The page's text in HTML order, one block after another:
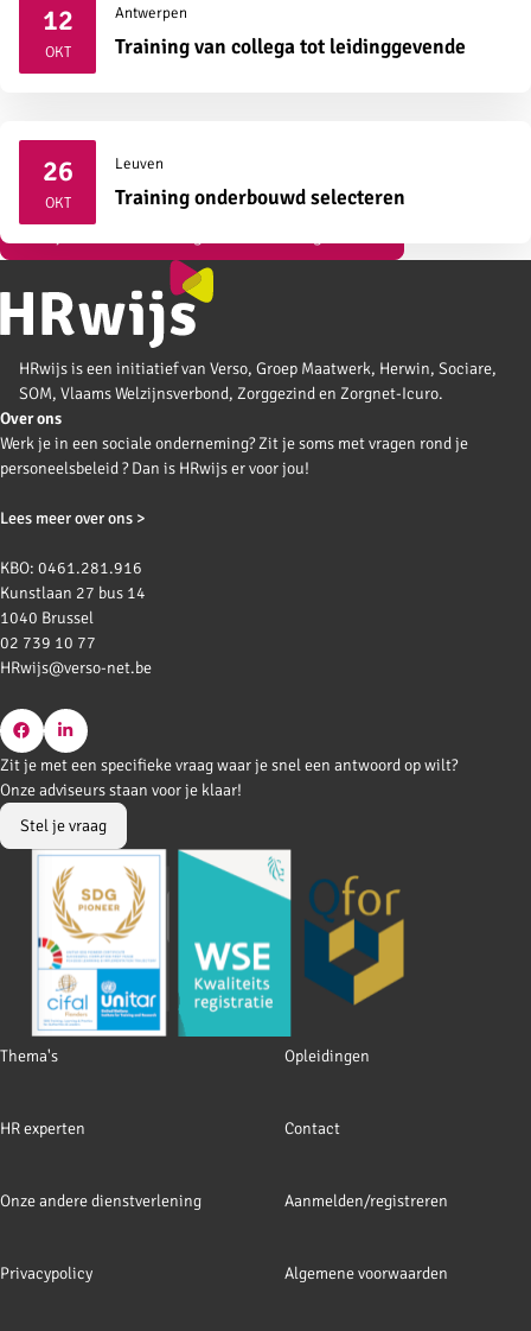
12
OKT2026
Antwerpen
Training van collega tot leidinggevende
26
OKT2026
Leuven
Training onderbouwd selecteren
HRwijs is een initiatief van Verso, Groep Maatwerk, Herwin, Sociare,
SOM, Vlaams Welzijnsverbond, Zorggezind en Zorgnet-Icuro.
Over ons
Werk je in een sociale onderneming? Zit je soms met vragen rond je
personeelsbeleid ? Dan is HRwijs er voor jou!
Lees meer over ons >
KBO: 0461.281.916
Kunstlaan 27 bus 14
1040 Brussel
02 739 10 77
HRwijs@verso-net.be
Go
to
Facebook
Go
to
LinkedIn
Footer
Thema's Opleidingen
HR experten Contact
Onze andere dienstverlening Aanmelden/registreren
Privacypolicy Algemene voorwaarden
Zit je met een specifieke vraag waar je snel een antwoord op wilt?
Onze adviseurs staan voor je klaar!
Stel je vraag